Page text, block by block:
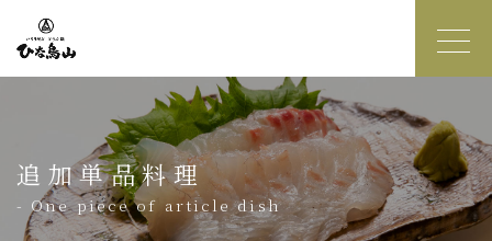
追加単品料理
- One piece of article dish